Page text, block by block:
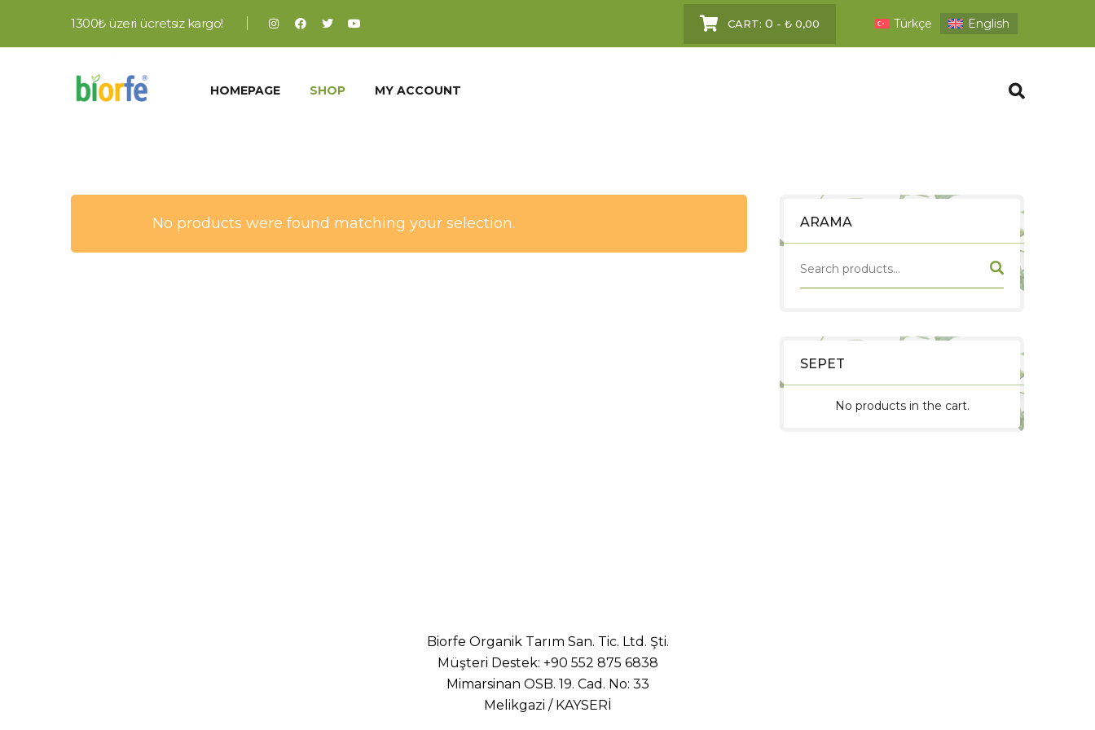
1300₺ üzeri ücretsiz kargo! CART: 0 - ₺0,00 Türkçe English
HOMEPAGE SHOP MY ACCOUNT
ARAMA
SEPET
No products in the cart.
No products were found matching your selection.
Biorfe Organik Tarım San. Tic. Ltd. Şti.
Müşteri Destek: +90 552 875 6838
Mimarsinan OSB. 19. Cad. No: 33
Melikgazi / KAYSERİ